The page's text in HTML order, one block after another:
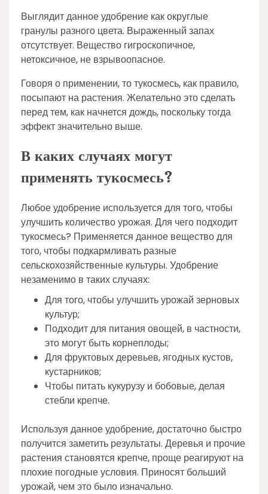
Выглядит данное удобрение как округлые
гранулы разного цвета. Выраженный запах
отсутствует. Вещество гигроскопичное,
нетоксичное, не взрывоопасное.
Говоря о применении, то тукосмесь, как правило,
посыпают на растения. Желательно это сделать
перед тем, как начнется дождь, поскольку тогда
эффект значительно выше.
В каких случаях могут
применять тукосмесь?
Любое удобрение используется для того, чтобы
улучшить количество урожая. Для чего подходит
тукосмесь? Применяется данное вещество для
того, чтобы подкармливать разные
сельскохозяйственные культуры. Удобрение
незаменимо в таких случаях:
Для того, чтобы улучшить урожай зерновых
культур;
Подходит для питания овощей, в частности,
это могут быть корнеплоды;
Для фруктовых деревьев, ягодных кустов,
кустарников;
Чтобы питать кукурузу и бобовые, делая
стебли крепче.
Используя данное удобрение, достаточно быстро
получится заметить результаты. Деревья и прочие
растения становятся крепче, проще реагируют на
плохие погодные условия. Приносят больший
урожай, чем это было изначально.